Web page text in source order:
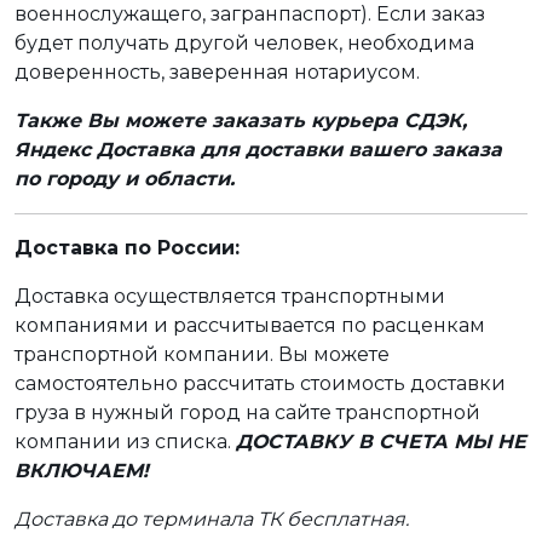
военнослужащего, загранпаспорт). Если заказ
будет получать другой человек, необходима
доверенность, заверенная нотариусом.
Также Вы можете заказать курьера СДЭК,
Яндекс Доставка для доставки вашего заказа
по городу и области.
Доставка по России:
Доставка осуществляется транспортными
компаниями и рассчитывается по расценкам
транспортной компании. Вы можете
самостоятельно рассчитать стоимость доставки
груза в нужный город на сайте транспортной
компании из списка. ДОСТАВКУ В СЧЕТА МЫ НЕ
ВКЛЮЧАЕМ!
Доставка до терминала ТК бесплатная.